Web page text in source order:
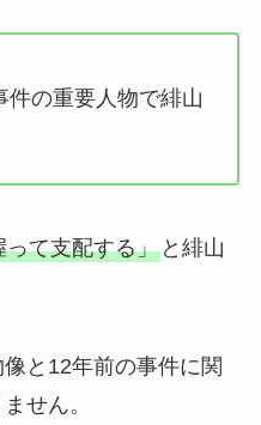
件の重要人物で緋山
て支配する」と緋山
と12年前の事件に関
せん。